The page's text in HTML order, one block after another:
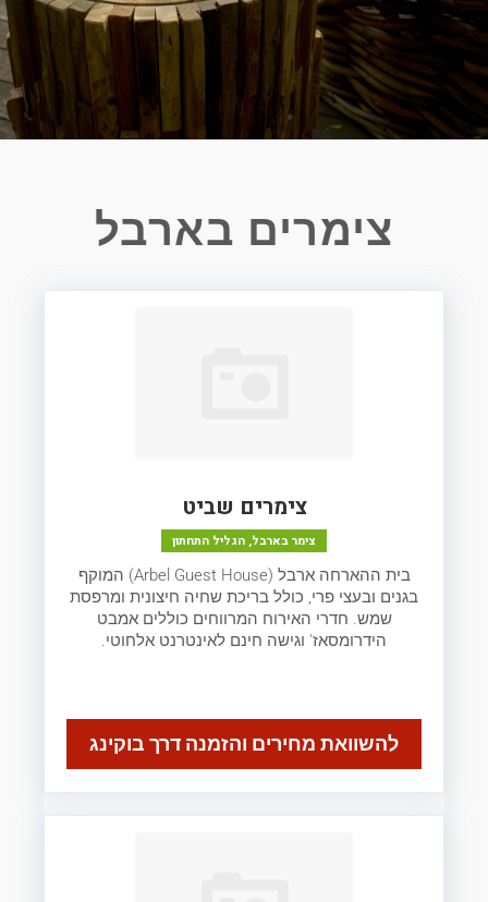
צימרים בארבל
צימרים שביט
צימר בארבל, הגליל התחתון
בית ההארחה ארבל (Arbel Guest House) המוקף
בגנים ובעצי פרי, כולל בריכת שחיה חיצונית ומרפסת
שמש. חדרי האירוח המרווחים כוללים אמבט
הידרומסאז' וגישה חינם לאינטרנט אלחוטי.
להשוואת מחירים והזמנה דרך בוקינג